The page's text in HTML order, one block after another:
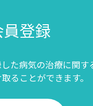
登録
た病気の治療に関す
ることができます。